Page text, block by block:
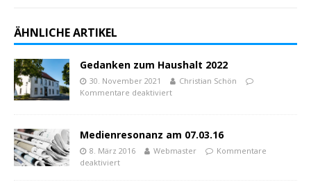
ÄHNLICHE ARTIKEL
Gedanken zum Haushalt 2022
30. November 2021
Christian Schön
Kommentare deaktiviert
Medienresonanz am 07.03.16
8. März 2016 Webmaster
Kommentare
deaktiviert